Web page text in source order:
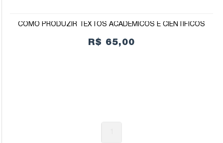
COMO PRODUZIR TEXTOS ACADÊMICOS E CIENTÍFICOS
R$ 65,00